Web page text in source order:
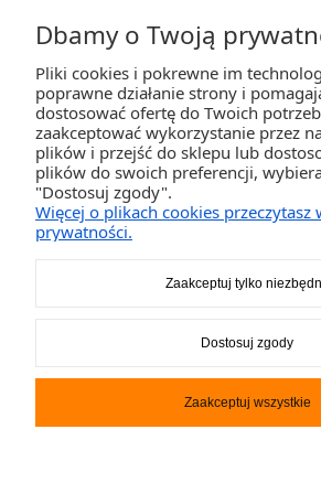
ZAKUPY
POMOC
2K-Invest Sp. j. Ul. Św. Wojciecha 60, 41-922
Dbamy o Twoją
Pliki cookies i pokrewne im
poprawne działanie strony i
dostosować ofertę do Twoich
zaakceptować wykorzystanie przez
plików i przejść do sklepu lub
plików do swoich preferencji,
"Dostosuj zgody".
Więcej o plikach cookies przeczytasz
prywatności.
Zaakceptuj tylko
Dostosuj zgody
Zaakceptuj wszystkie